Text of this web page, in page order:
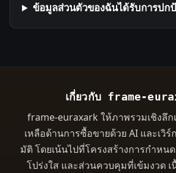
ข้อมูลส่วนตัวของฉันได้รับการปกป้
เกี่ยวกับ frame-
frame-euraxark ให้ภาพรวมเชิงลึก
เหลือด้านการซื้อขายด้วย AI และเวิ
มัติ โดยเน้นไปที่โครงสร้างการกำหน
โปร่งใส และส่วนควบคุมที่เข้มงวด